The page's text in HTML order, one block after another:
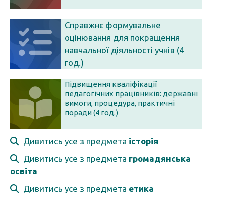
Справжнє формувальне
оцінювання для покращення
навчальної діяльності учнів (4
год.)
Підвищення кваліфікації
педагогічних працівників: державні
вимоги, процедура, практичні
поради (4 год.)
Дивитись усе з предмета історія
Дивитись усе з предмета громадянська
освіта
Дивитись усе з предмета етика